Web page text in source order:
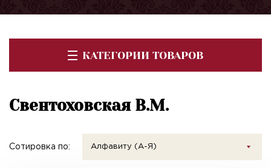
КАТЕГОРИИ ТОВАРОВ
Свентоховская В.М.
Сотировка по: Алфавиту (А-Я)